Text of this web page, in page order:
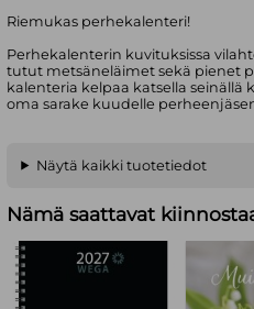
Riemukas perhekalenteri!
Perhekalenterin kuvituksissa
tutut metsäneläimet sekä pienet
kalenteria kelpaa katsella seinällä
oma sarake kuudelle
Näytä kaikki tuotetiedot
Nämä saattavat